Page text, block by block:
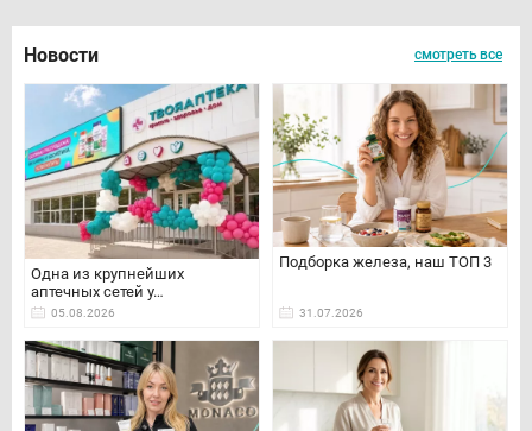
Новости смотреть все
Одна из крупнейших
аптечных сетей у…
05.08.2026
Подборка железа, наш ТОП 3
31.07.2026